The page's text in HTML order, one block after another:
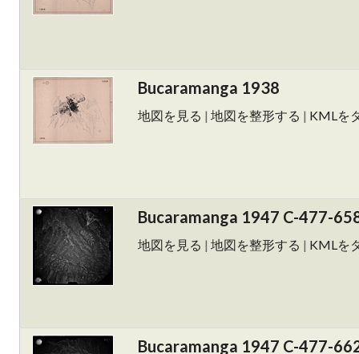
Bucaramanga 1938
地図を見る | 地図を整形する | KMLを
Bucaramanga 1947 C-477-
地図を見る | 地図を整形する | KMLを
Bucaramanga 1947 C-477-